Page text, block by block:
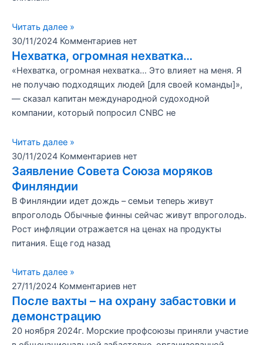
Читать далее »
30/11/2024 Комментариев нет
Нехватка, огромная нехватка…
«Нехватка, огромная нехватка… Это влияет на меня. Я
не получаю подходящих людей [для своей команды]»,
— сказал капитан международной судоходной
компании, который попросил CNBC не
Читать далее »
30/11/2024 Комментариев нет
Заявление Совета Союза моряков
Финляндии
В Финляндии идет дождь – семьи теперь живут
впроголодь Обычные финны сейчас живут впроголодь.
Рост инфляции отражается на ценах на продукты
питания. Еще год назад
Читать далее »
27/11/2024 Комментариев нет
После вахты – на охрану забастовки и
демонстрацию
20 ноября 2024г. Морские профсоюзы приняли участие